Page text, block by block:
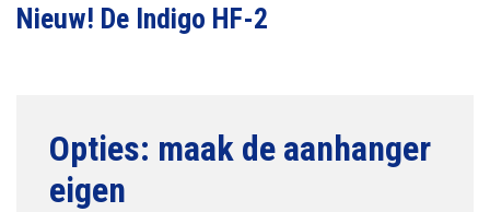
Nieuw! De Indigo HF-2